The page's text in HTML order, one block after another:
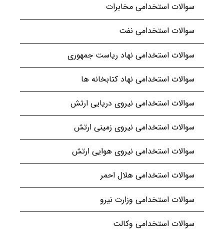
سوالات استخدامی مخابرات
سوالات استخدامی نفت
سوالات استخدامی نهاد ریاست جمهوری
سوالات استخدامی نهاد کتابخانه ها
سوالات استخدامی نیروی دریایی ارتش
سوالات استخدامی نیروی زمینی ارتش
سوالات استخدامی نیروی هوایی ارتش
سوالات استخدامی هلال احمر
سوالات استخدامی وزارت نیرو
سوالات استخدامی وکالت